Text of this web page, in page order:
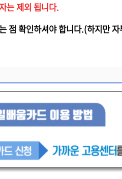
는 제외 됩니다.
점 확인하셔야 합니다.(하지만